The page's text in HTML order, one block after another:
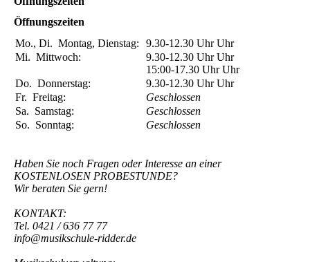
Öffnungszeiten
Mo., Di. Montag, Dienstag: 9.30-12.30 UhrUhr
Mi. Mittwoch: 9.30-12.30 UhrUhr
15:00-17.30 UhrUhr
Do. Donnerstag: 9.30-12.30 UhrUhr
Fr. Freitag:
Geschlossen
Sa. Samstag:
Geschlossen
So. Sonntag: Geschlossen
Haben Sie noch Fragen oder Interesse an einer
KOSTENLOSEN PROBESTUNDE?
Wir beraten Sie gern!
KONTAKT:
Tel. 0421 / 636 77 77
info@musikschule-ridder.de